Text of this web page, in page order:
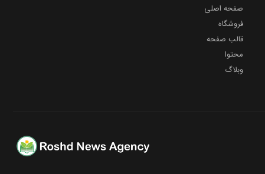
صفحه اصلی
فروشگاه
قالب صفحه
محتوا
وبلاگ